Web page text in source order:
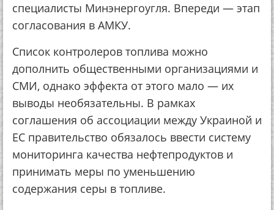
специалисты Минэнергоугля. Впереди — этап
согласования в АМКУ.
Список контролеров топлива можно
дополнить общественными организациями и
СМИ, однако эффекта от этого мало — их
выводы необязательны. В рамках
соглашения об ассоциации между Украиной и
ЕС правительство обязалось ввести систему
мониторинга качества нефтепродуктов и
принимать меры по уменьшению
содержания серы в топливе.